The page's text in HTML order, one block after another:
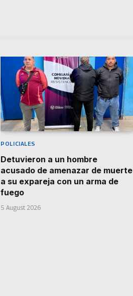
POLICIALES
Detuvieron a un hombre
acusado de amenazar de muerte
a su expareja con un arma de
fuego
5 August 2026